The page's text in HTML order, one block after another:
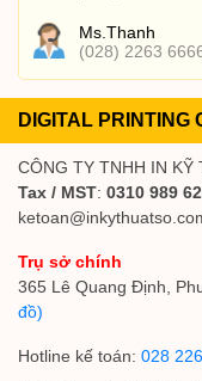
Ms.Thanh
(028) 2263
DIGITAL PRINTING
CÔNG TY TNHH IN KỸ
Tax / MST: 0310 989
Trụ sở chính
365 Lê Quang Định,
đồ)
Hotline kế toán: 028